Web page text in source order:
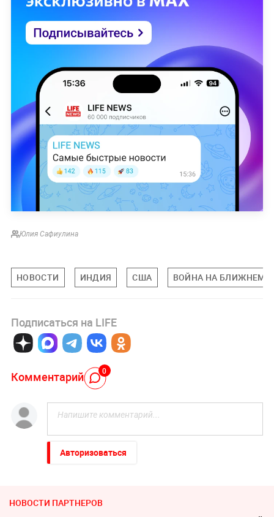
Юлия Сафиулина
НОВОСТИ ИНДИЯ США ВОЙНА НА БЛИЖНЕМ
Подписаться на LIFE
Комментарий 0
Авторизоваться
НОВОСТИ ПАРТНЕРОВ